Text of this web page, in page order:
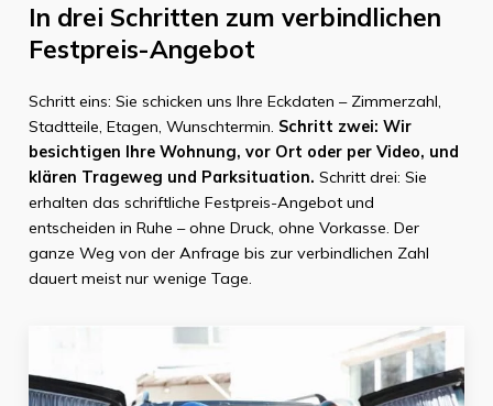
In drei Schritten zum verbindlichen
Festpreis-Angebot
Schritt eins: Sie schicken uns Ihre Eckdaten – Zimmerzahl,
Stadtteile, Etagen, Wunschtermin. Schritt zwei: Wir
besichtigen Ihre Wohnung, vor Ort oder per Video, und
klären Trageweg und Parksituation. Schritt drei: Sie
erhalten das schriftliche Festpreis-Angebot und
entscheiden in Ruhe – ohne Druck, ohne Vorkasse. Der
ganze Weg von der Anfrage bis zur verbindlichen Zahl
dauert meist nur wenige Tage.